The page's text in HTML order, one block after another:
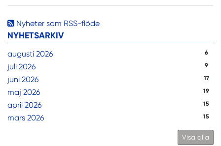
Nyheter som RSS-flöde
NYHETSARKIV
augusti 2026 6
juli 2026 9
juni 2026 17
maj 2026 19
april 2026 15
mars 2026 15
Visa alla